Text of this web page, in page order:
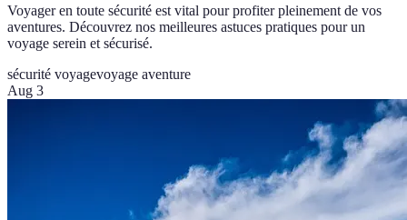
Voyager en toute sécurité est vital pour profiter pleinement de vos
aventures. Découvrez nos meilleures astuces pratiques pour un
voyage serein et sécurisé.
sécurité voyagevoyage aventure
Aug 3